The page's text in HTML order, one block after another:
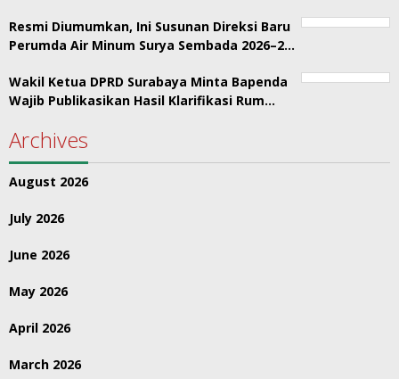
Resmi Diumumkan, Ini Susunan Direksi Baru
Perumda Air Minum Surya Sembada 2026–2…
Wakil Ketua DPRD Surabaya Minta Bapenda
Wajib Publikasikan Hasil Klarifikasi Rum…
Archives
August 2026
July 2026
June 2026
May 2026
April 2026
March 2026